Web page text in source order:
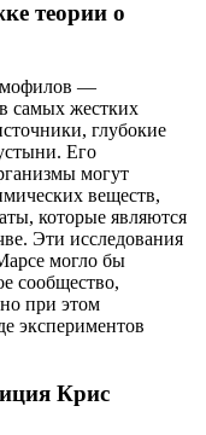
теории о
—
самых жестких
глубокие
Его
могут
веществ,
которые являются
Эти исследования
могло бы
сообщество,
при этом
экспериментов
Крис